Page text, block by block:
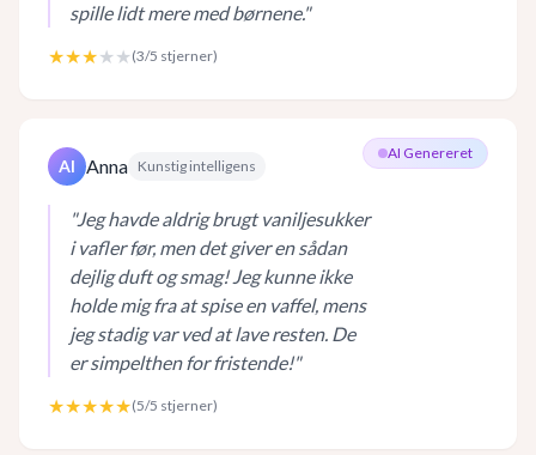
spille lidt mere med børnene."
★★★★★ (3/5 stjerner)
AI Genereret
AI Anna Kunstig intelligens
"Jeg havde aldrig brugt vaniljesukker
i vafler før, men det giver en sådan
dejlig duft og smag! Jeg kunne ikke
holde mig fra at spise en vaffel, mens
jeg stadig var ved at lave resten. De
er simpelthen for fristende!"
★★★★★(5/5 stjerner)